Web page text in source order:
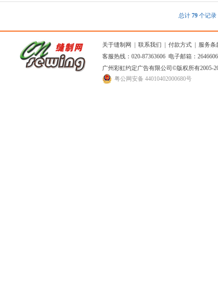
总计 79 个记
关于缝制网 联系我们 付款方式
服务条
客服热线：020-87363606 电子邮箱：
广州彩虹约定广告有限公司 ©版权所有2005-
粤公网安备 44010402000680号